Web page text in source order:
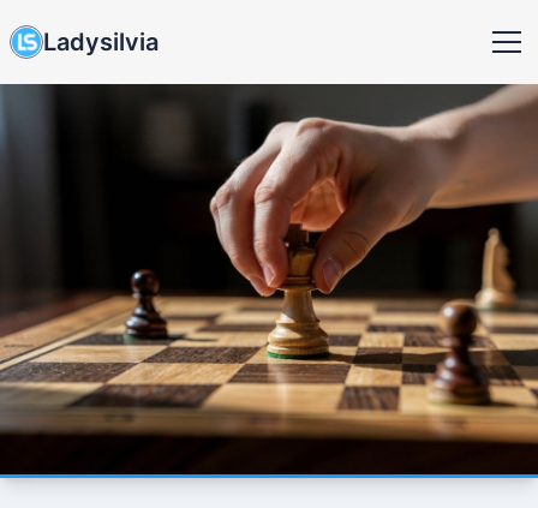
Ladysilvia